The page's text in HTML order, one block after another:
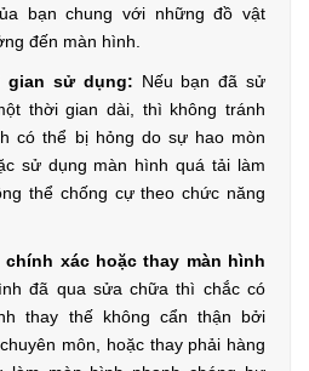
bạn chung với những đồ vật
đến màn hình.
gian sử dụng: Nếu bạn đã sử
thời gian dài, thì không tránh
có thể bị hỏng do sự hao mòn
sử dụng màn hình quá tải làm
thể chống cự theo chức năng
xác hoặc thay màn hình
đã qua sửa chữa thì chắc có
thay thế không cẩn thận bởi
môn, hoặc thay phải hàng